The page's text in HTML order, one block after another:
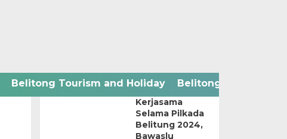
Belitong Tourism and Holiday Belitong Technology
Apresiasi
Kerjasama
Selama Pilkada
Belitung 2024,
Bawaslu